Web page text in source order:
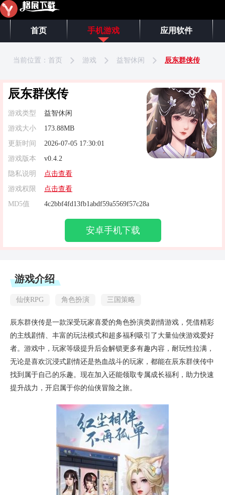
首页 手机游戏 应用软件
当前位置： 首页 游戏 益智休闲 辰东群侠传
辰东群侠传
游戏类型
益智休闲
游戏大小
173.88MB
更新时间
2026-07-05 17:30:01
游戏版本
v0.4.2
隐私说明
点击查看
游戏权限
点击查看
MD5值
4c2bbf4fd13fb1abdf59a5569f57c28a
安卓手机下载
游戏介绍
仙侠RPG 角色扮演 三国策略
辰东群侠传是一款深受玩家喜爱的角色扮演类剧情游戏，凭借精彩
的主线剧情、丰富的玩法模式和超多福利吸引了大量仙侠游戏爱好
者。游戏中，玩家等级提升后会解锁更多有趣内容，耐玩性拉满，
无论是喜欢沉浸式剧情还是热血战斗的玩家，都能在辰东群侠传中
找到属于自己的乐趣。现在加入还能领取专属成长福利，助力快速
提升战力，开启属于你的仙侠冒险之旅。